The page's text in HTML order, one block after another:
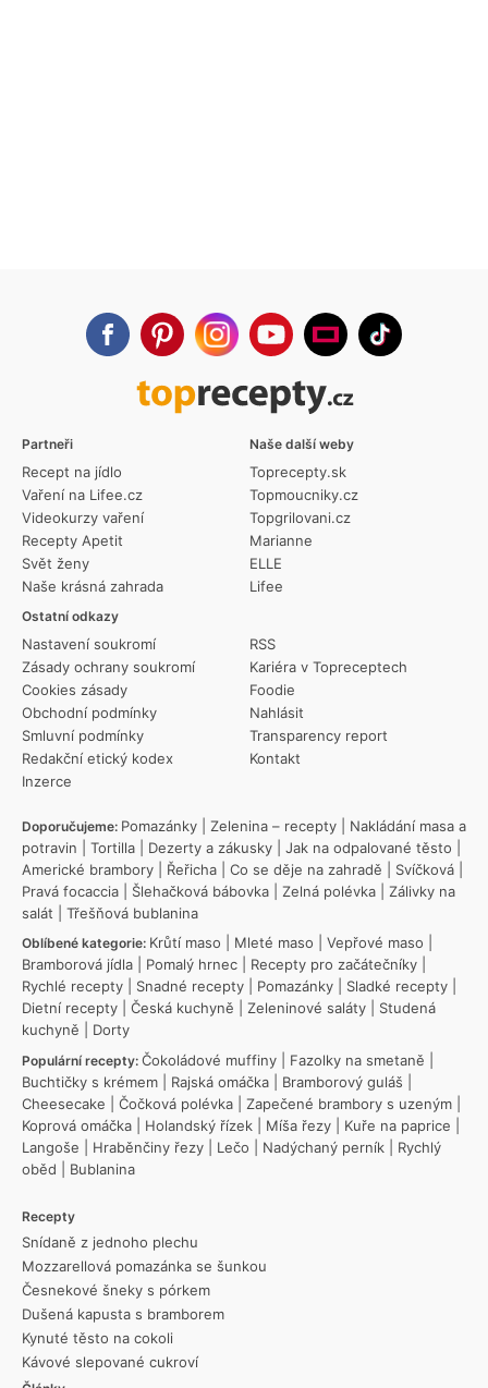
Partneři
Recept na jídlo
Vaření na Lifee.cz
Videokurzy vaření
Recepty Apetit
Svět ženy
Naše krásná zahrada
Ostatní odkazy
Nastavení soukromí
Zásady ochrany soukromí
Cookies zásady
Obchodní podmínky
Smluvní podmínky
Redakční etický kodex
Inzerce
RSS
Kariéra v Topreceptech
Foodie
Nahlásit
Transparency report
Kontakt
Naše další weby
Toprecepty.sk
Topmoucniky.cz
Topgrilovani.cz
Marianne
ELLE
Lifee
Doporučujeme: Pomazánky Zelenina – recepty
Nakládání masa a
potravin
Tortilla Dezerty a zákusky Jak na odpalované těsto
Americké brambory
Řeřicha Co se děje na zahradě Svíčková
Pravá focaccia
Šlehačková bábovka Zelná polévka
Zálivky na
salát
Třešňová bublanina
Oblíbené kategorie: Krůtí maso Mleté maso Vepřové maso
Bramborová jídla
Pomalý hrnec Recepty pro začátečníky
Rychlé recepty
Snadné recepty Pomazánky Sladké recepty
Dietní recepty
Česká kuchyně Zeleninové saláty
Studená
kuchyně
Dorty
Populární recepty: Čokoládové muffiny Fazolky na smetaně
Buchtičky s krémem
Rajská omáčka Bramborový guláš
Cheesecake
Čočková polévka Zapečené brambory s uzeným
Koprová omáčka
Holandský řízek Míša řezy Kuře na paprice
Langoše
Hraběnčiny řezy Lečo Nadýchaný perník
Rychlý
oběd
Bublanina
Recepty
Snídaně z jednoho plechu
Mozzarellová pomazánka se šunkou
Česnekové šneky s pórkem
Dušená kapusta s bramborem
Kynuté těsto na cokoli
Kávové slepované cukroví